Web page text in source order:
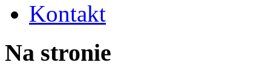
Kontakt
Na stronie